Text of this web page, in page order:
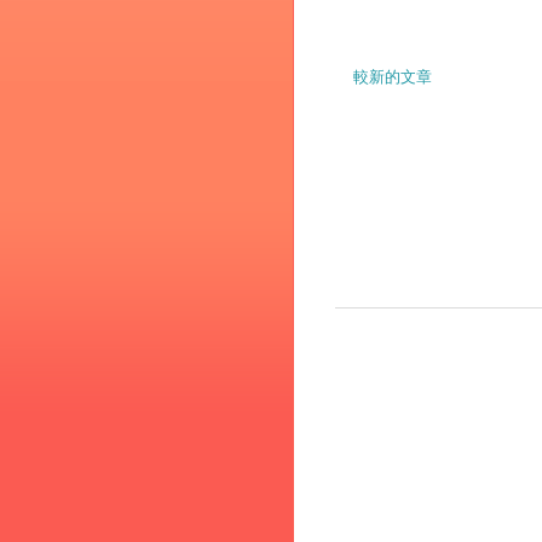
較新的文章